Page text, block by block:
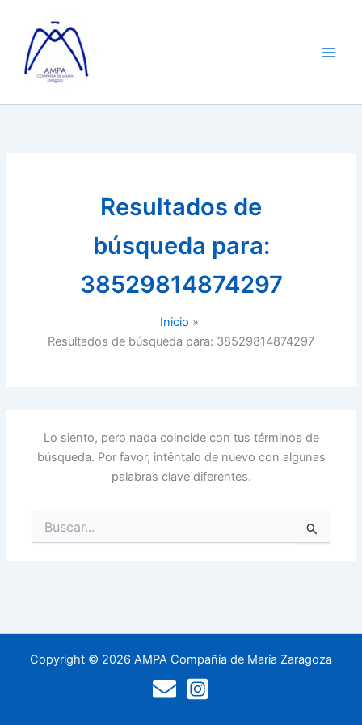
contenido
Resultados de
búsqueda para:
38529814874297
Inicio
Resultados de búsqueda para: 38529814874297
Lo siento, pero nada coincide con tus términos de
búsqueda. Por favor, inténtalo de nuevo con algunas
palabras clave diferentes.
por:
Copyright © 2026 AMPA Compañía de María Zaragoza